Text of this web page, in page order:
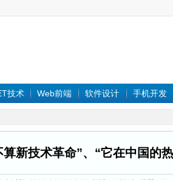
技术 Web前端 软件设计 手机开发
新技术革命”、“它在中国的